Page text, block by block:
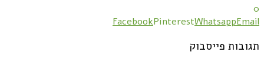
0
FacebookPinterestWhatsappEmail
תגובות פייסבוק